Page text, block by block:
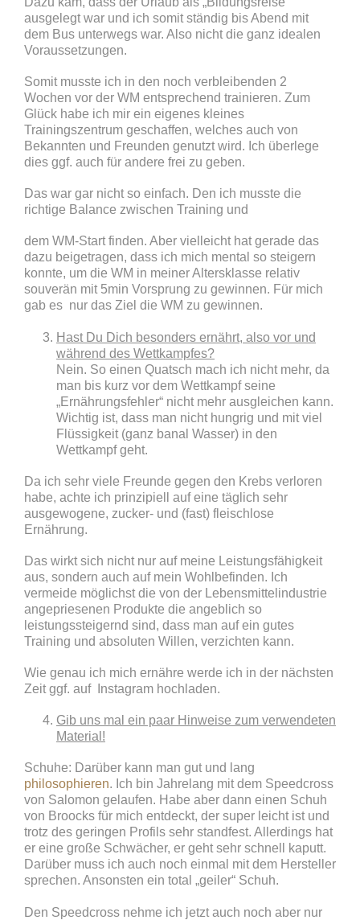
ausgelegt war und ich somit ständig bis Abend mit
dem Bus unterwegs war. Also nicht die ganz idealen
Voraussetzungen.
Somit musste ich in den noch verbleibenden 2
Wochen vor der WM entsprechend trainieren. Zum
Glück habe ich mir ein eigenes kleines
Trainingszentrum geschaffen, welches auch von
Bekannten und Freunden genutzt wird. Ich überlege
dies ggf. auch für andere frei zu geben.
Das war gar nicht so einfach. Den ich musste die
richtige Balance zwischen Training und
dem WM-Start finden. Aber vielleicht hat gerade das
dazu beigetragen, dass ich mich mental so steigern
konnte, um die WM in meiner Altersklasse relativ
souverän mit 5min Vorsprung zu gewinnen. Für mich
gab es nur das Ziel die WM zu gewinnen.
Hast Du Dich besonders ernährt, also vor und
während des Wettkampfes?
Nein. So einen Quatsch mach ich nicht mehr, da
man bis kurz vor dem Wettkampf seine
„Ernährungsfehler“ nicht mehr ausgleichen kann.
Wichtig ist, dass man nicht hungrig und mit viel
Flüssigkeit (ganz banal Wasser) in den
Wettkampf geht.
Da ich sehr viele Freunde gegen den Krebs verloren
habe, achte ich prinzipiell auf eine täglich sehr
ausgewogene, zucker- und (fast) fleischlose
Ernährung.
Das wirkt sich nicht nur auf meine Leistungsfähigkeit
aus, sondern auch auf mein Wohlbefinden. Ich
vermeide möglichst die von der Lebensmittelindustrie
angepriesenen Produkte die angeblich so
leistungssteigernd sind, dass man auf ein gutes
Training und absoluten Willen, verzichten kann.
Wie genau ich mich ernähre werde ich in der nächsten
Zeit ggf. auf Instagram hochladen.
Gib uns mal ein paar Hinweise zum verwendeten
Material!
Schuhe: Darüber kann man gut und lang
philosophieren. Ich bin Jahrelang mit dem Speedcross
von Salomon gelaufen. Habe aber dann einen Schuh
von Broocks für mich entdeckt, der super leicht ist und
trotz des geringen Profils sehr standfest. Allerdings hat
er eine große Schwächer, er geht sehr schnell kaputt.
Darüber muss ich auch noch einmal mit dem Hersteller
sprechen. Ansonsten ein total „geiler“ Schuh.
Den Speedcross nehme ich jetzt auch noch aber nur